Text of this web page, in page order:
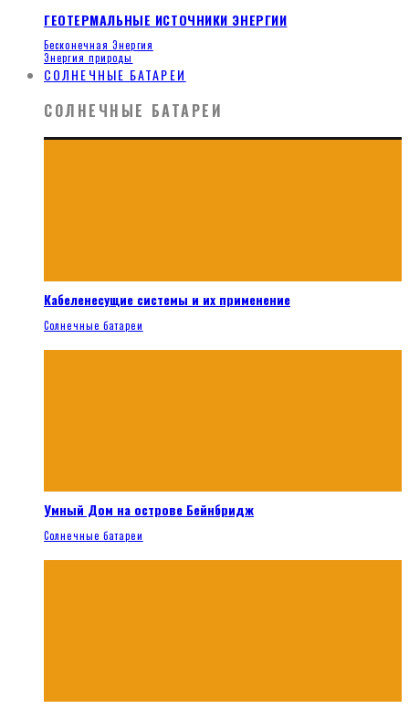
ГЕОТЕРМАЛЬНЫЕ ИСТОЧНИКИ ЭНЕРГИИ
Бесконечная Энергия
Энергия природы
СОЛНЕЧНЫЕ БАТАРЕИ
СОЛНЕЧНЫЕ БАТАРЕИ
Кабеленесущие системы и их применение
Солнечные батареи
Умный Дом на острове Бейнбридж
Солнечные батареи